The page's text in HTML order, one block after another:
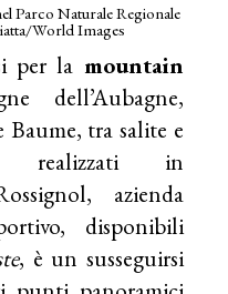
Parco Naturale Regionale
World Images
per la mountain
dell’Aubagne,
Baume, tra salite e
realizzati in
azienda
disponibili
, è un susseguirsi